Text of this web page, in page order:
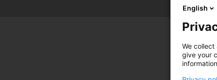
English
We
give your